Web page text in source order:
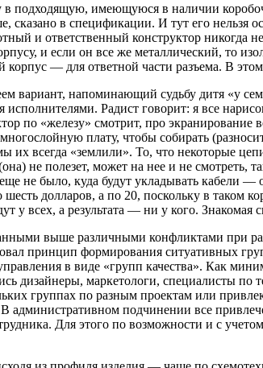
подходящую, имеющуюся в наличии
сказано в спецификации. И тут его нельзя
и ответственный конструктор никогда
и если он все же металлический, то
— для ответной части разъема. В
вариант, напоминающий судьбу дитя «у
Радист говорит: я все
по «железу» смотрит, про
многослойную плату, чтобы собирать
их всегда «землили». То, что некоторые
не полезет, может на нее и не смотреть,
не было, куда будут укладывать кабели
шесть долларов, а по 20, поскольку в
у всех, а результата — ни у кого. Знакомая
выше различными конфликтами при
принцип формирования ситуативных
в виде «групп качества». Как
дизайнеры, маркетологи, специалисты
группах по разным проектам или
подчинении все
Для этого по возможности и с